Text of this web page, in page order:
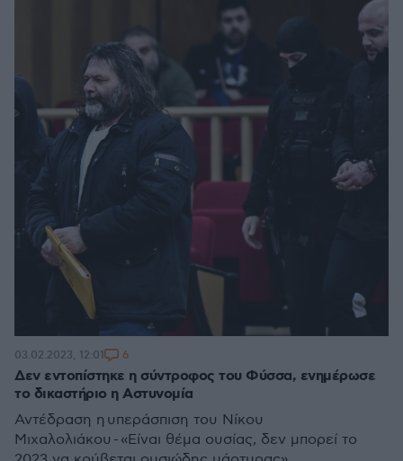
Δεν εντοπίστηκε η σύντροφος του Φύσσα, ενημέρωσε
το δικαστήριο η Aστυνομία
Αντέδραση η υπεράσπιση του Νίκου
Μιχαλολιάκου - «Είναι θέμα ουσίας, δεν μπορεί το
03.02.2023, 12:01 6